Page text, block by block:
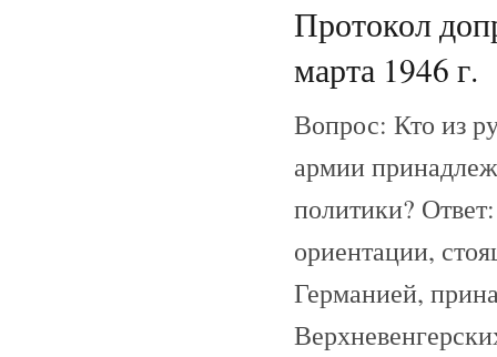
Протокол
марта 1946 г.
Вопрос: Кто из
армии
политики?
ориентации,
Германией,